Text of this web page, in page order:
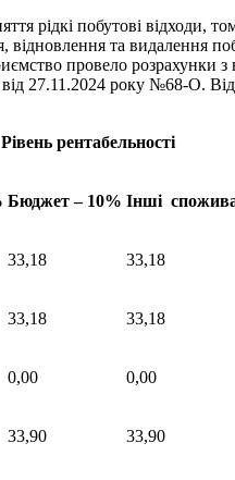
рідкі побутові
відновлення та
провело розрахунки з
27.11.2024 року №68-О.
Рівень рентабельності
Бюджет – 10% Інші
33,18 33,18
33,18 33,18
0,00 0,00
33,90 33,90